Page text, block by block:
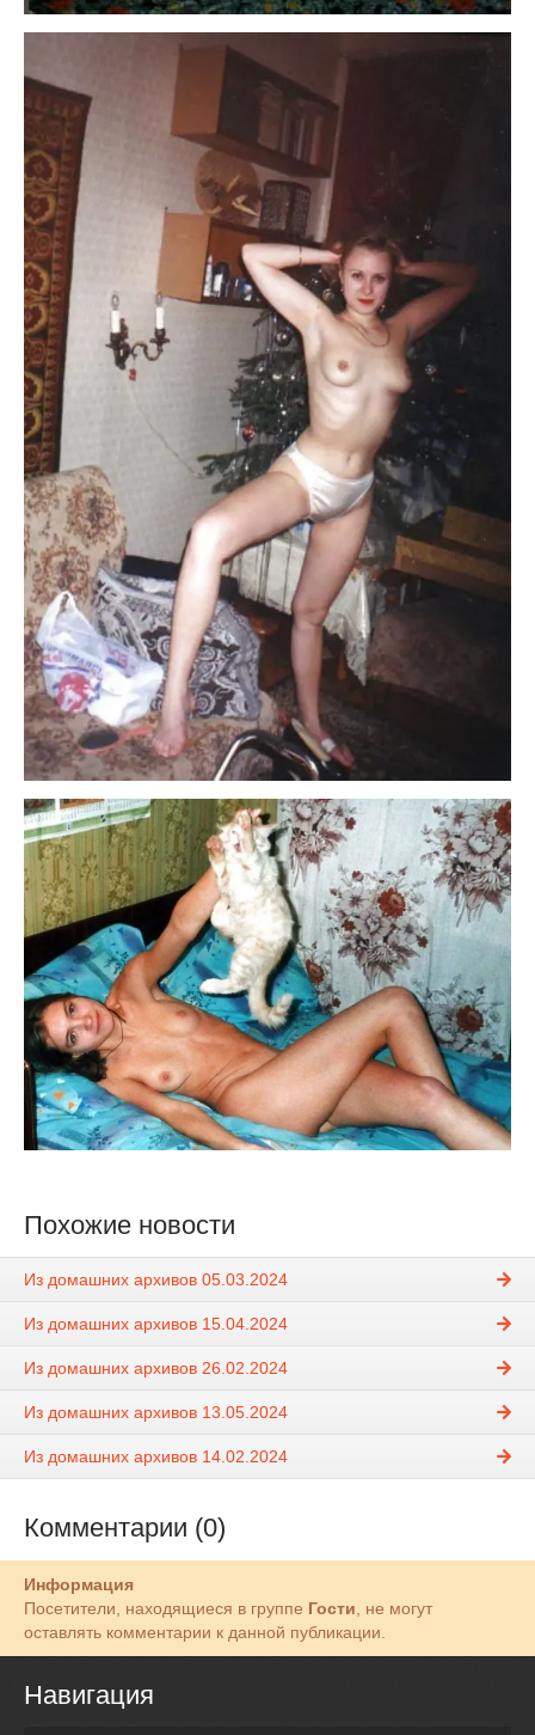
Похожие новости
Из домашних архивов 05.03.2024
Из домашних архивов 15.04.2024
Из домашних архивов 26.02.2024
Из домашних архивов 13.05.2024
Из домашних архивов 14.02.2024
Комментарии (0)
Информация
Посетители, находящиеся в группе Гости , не могут
оставлять комментарии к данной публикации.
Навигация